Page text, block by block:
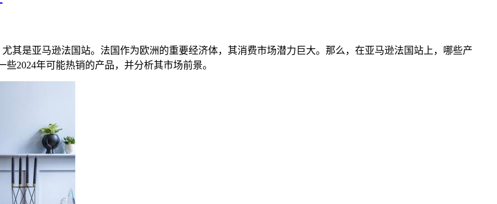
其是亚马逊法国站。法国作为欧洲的重要经济体，其消费市场潜力巨大。那么，在亚马逊法国站上，哪些产
2024年可能热销的产品，并分析其市场前景。